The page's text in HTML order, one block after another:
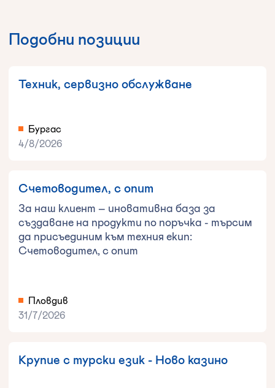
Подобни позиции
Техник, сервизно обслужване
Бургас
4/8/2026
Счетоводител, с опит
За наш клиент – иновативна база за
създаване на продукти по поръчка - търсим
да присъединим към техния екип:
Счетоводител, с опит
Пловдив
31/7/2026
Крупие с турски език - Ново казино